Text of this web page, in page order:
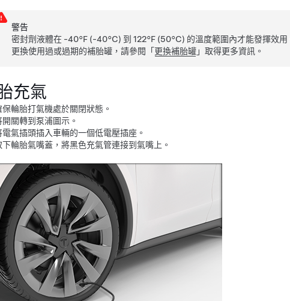
警告
密封劑液體在 -40°F (-40°C) 到 122°F (50°C) 的溫度範圍內才能發揮效
更換使用過或過期的補胎罐，請參閱「 更換補胎罐」取得更多資訊。
充氣
保輪胎打氣機處於關閉狀態。
開關轉到泵浦圖示。
電氣插頭插入車輛的一個低電壓插座。
下輪胎氣嘴蓋，將黑色充氣管連接到氣嘴上。